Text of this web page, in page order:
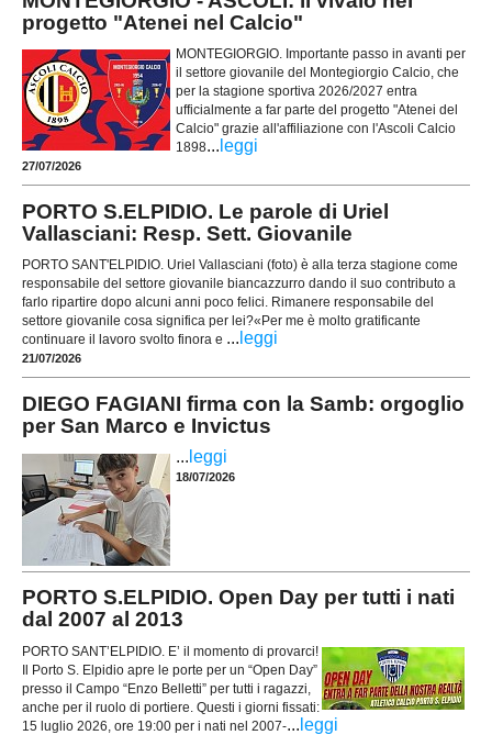
progetto "Atenei nel Calcio"
MONTEGIORGIO. Importante passo in avanti per
il settore giovanile del Montegiorgio Calcio, che
per la stagione sportiva 2026/2027 entra
ufficialmente a far parte del progetto "Atenei del
Calcio" grazie all'affiliazione con l'Ascoli Calcio
1898... leggi
27/07/2026
PORTO S.ELPIDIO. Le parole di Uriel
Vallasciani: Resp. Sett. Giovanile
PORTO SANT'ELPIDIO. Uriel Vallasciani (foto) è alla terza stagione come
responsabile del settore giovanile biancazzurro dando il suo contributo a
farlo ripartire dopo alcuni anni poco felici. Rimanere responsabile del
settore giovanile cosa significa per lei?«Per me è molto gratificante
continuare il lavoro svolto finora e ... leggi
21/07/2026
DIEGO FAGIANI firma con la Samb: orgoglio
per San Marco e Invictus
... leggi
18/07/2026
PORTO S.ELPIDIO. Open Day per tutti i nati
dal 2007 al 2013
PORTO SANT’ELPIDIO. E’ il momento di provarci!
Il Porto S. Elpidio apre le porte per un “Open Day”
presso il Campo “Enzo Belletti” per tutti i ragazzi,
anche per il ruolo di portiere. Questi i giorni fissati:
15 luglio 2026, ore 19:00 per i nati nel 2007-... leggi